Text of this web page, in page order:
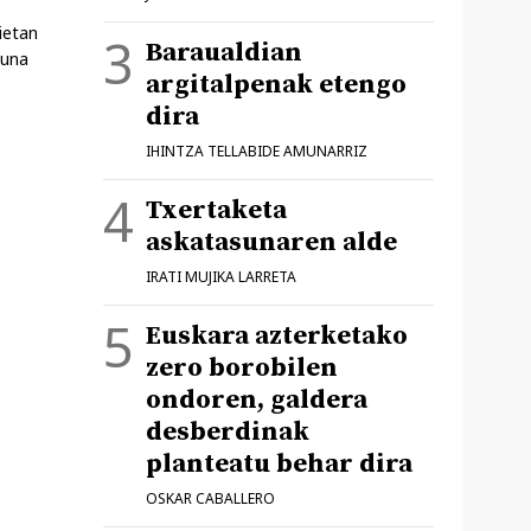
Baraualdian
argitalpenak etengo
dira
IHINTZA TELLABIDE AMUNARRIZ
Txertaketa
askatasunaren alde
IRATI MUJIKA LARRETA
Euskara azterketako
zero borobilen
ondoren, galdera
desberdinak
planteatu behar dira
OSKAR CABALLERO